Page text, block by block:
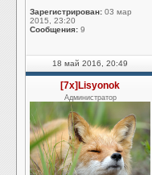
Зарегистрирован: 03 мар
2015, 23:20
Сообщения: 9
18 май 2016, 20:49
[7x]Lisyonok
Администратор